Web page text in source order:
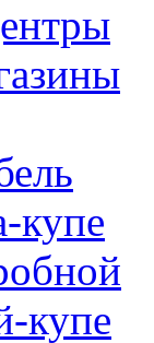
купе
купе